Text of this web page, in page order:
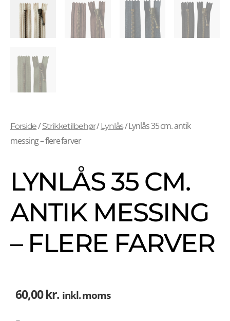
Forside/Strikketilbehør/Lynlås/ Lynlås 35 cm. antik
messing – flere farver
LYNLÅS 35 CM.
ANTIK MESSING
– FLERE FARVER
60,00kr. inkl. moms